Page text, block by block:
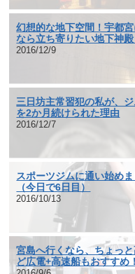
幻想的な地下空間！宇都宮
なら立ち寄りたい地下神殿
2016/12/9
三日坊主常習犯の私が、
を2か月続けられた理由
2016/12/7
スポーツジムに通い始め
（今日で6日目）
2016/10/13
宮島へ行くなら、ちょっ
ど広電+高速船もおすすめ！